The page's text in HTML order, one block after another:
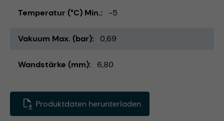
Temperatur (°C) Min. -5
Vakuum Max. (bar) 0,69
Wandstärke (mm) 6,80
Produktdaten herunterladen